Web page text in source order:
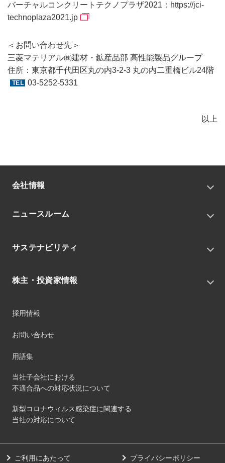
バーチャルコンクリートテクノプラザ2021： https://jci-
technoplaza2021.jp
＜お問い合わせ先＞
三菱マテリアル㈱建材・鉱産品部 高性能製品グループ
住所：東京都千代田区丸の内3-2-3 丸の内二重橋ビル24階
03-5252-5331
以上
会社情報
会社概要
中期経営戦略
役員
事業
ニュースルーム
トピックス
IRニュース
サステナビリティ
環境
ガバナンス
マテリアリティ
サステナビリティデータ
第三者保証
社外団体への加盟
社外からの評価
ダイバーシティ・エクイティ&インクルージョン
健康経営の取り組み
株主・投資家情報
財務ハイライト
IRカレンダー
個人投資家のみなさまへ
採用情報
お問い合わせ
用語集
当社子会社における
不適合品への対応状況について
新型コロナウィルス感染症に関連する
当社の対応について
ご利用にあたって プライバシーポリシー